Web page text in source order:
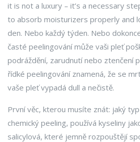
it is not a luxury – it’s a necessary
to absorb moisturizers properly and
den. Nebo každý týden. Nebo
časté peelingování může vaši pleť
podráždění, zarudnutí nebo ztenčení
řídké peelingování znamená, že se
vaše pleť vypadá dull a nečistě.
První věc, kterou musíte znát: jaký
chemický peeling, používá kyseliny
salicylová, které jemně rozpouštějí